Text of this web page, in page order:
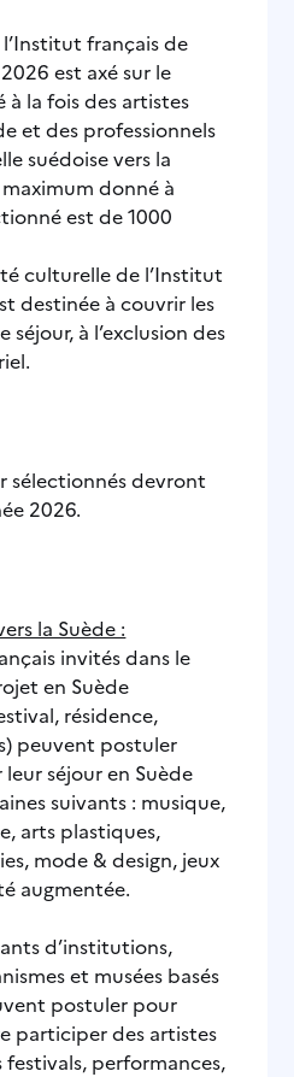
l’Institut français de
est axé sur le
la fois des artistes
et des professionnels
suédoise vers la
donné à
est de 1000
culturelle de l’Institut
destinée à couvrir les
à l’exclusion des
sélectionnés devront
2026.
la Suède :
invités dans le
en Suède
résidence,
peuvent postuler
séjour en Suède
suivants : musique,
arts plastiques,
mode & design, jeux
augmentée.
d’institutions,
et musées basés
postuler pour
participer des artistes
festivals, performances,